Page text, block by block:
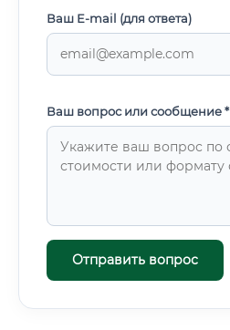
Ваш E-mail (для ответа)
Ваш вопрос или сообщение *
Отправить вопрос